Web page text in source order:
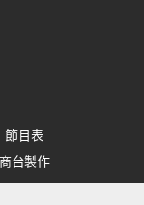
節目表
商台製作